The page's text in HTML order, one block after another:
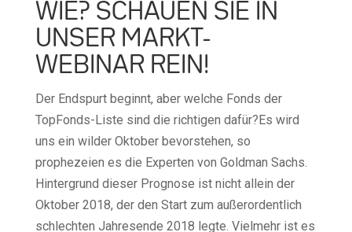
WIE? SCHAUEN SIE IN
UNSER MARKT-
WEBINAR REIN!
Der Endspurt beginnt, aber welche Fonds der
TopFonds-Liste sind die richtigen dafür?Es wird
uns ein wilder Oktober bevorstehen, so
prophezeien es die Experten von Goldman Sachs.
Hintergrund dieser Prognose ist nicht allein der
Oktober 2018, der den Start zum außerordentlich
schlechten Jahresende 2018 legte. Vielmehr ist es